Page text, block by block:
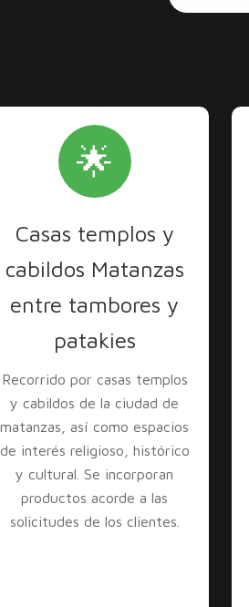
🌟
Casas templos y
cabildos Matanzas
entre tambores y
patakies
Recorrido por casas templos
y cabildos de la ciudad de
matanzas, así como espacios
de interés religioso, histórico
y cultural. Se incorporan
productos acorde a las
solicitudes de los clientes.